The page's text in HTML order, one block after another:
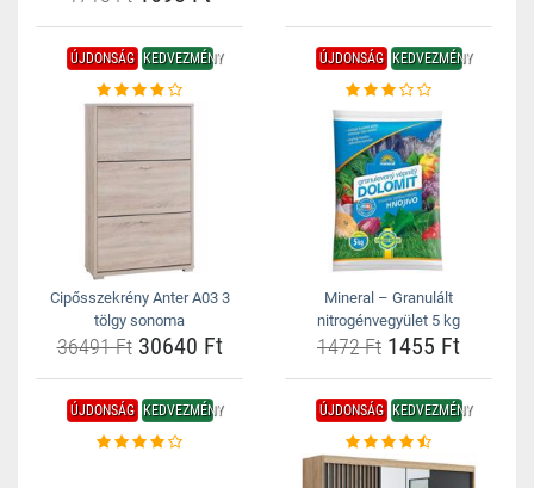
ÚJDONSÁG KEDVEZMÉNY
Cipősszekrény Anter A03 3
tölgy sonoma
36491 Ft30640 Ft
ÚJDONSÁG KEDVEZMÉNY
Mineral – Granulált
nitrogénvegyület 5 kg
1472 Ft 1455 Ft
ÚJDONSÁG KEDVEZMÉNY ÚJDONSÁG KEDVEZMÉNY